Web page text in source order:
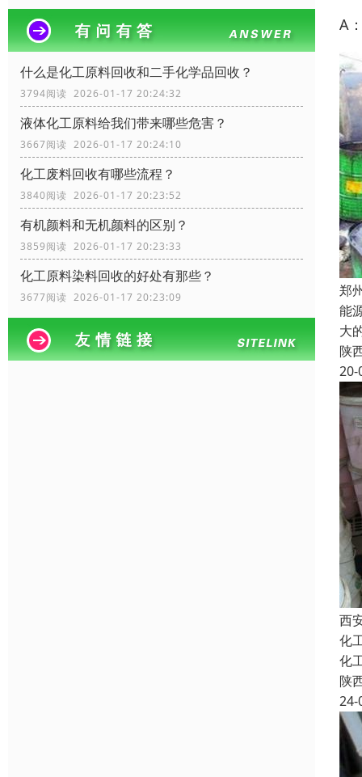
什么是化工原料回收和二手化学品回收？
3794阅读 2026-01-17 20:24:32
液体化工原料给我们带来哪些危害？
3667阅读 2026-01-17 20:24:10
化工废料回收有哪些流程？
3840阅读 2026-01-17 20:23:52
有机颜料和无机颜料的区别？
3859阅读 2026-01-17 20:23:33
化工原料染料回收的好处有那些？
3677阅读 2026-01-17 20:23:09
A
郑
能
大
陕
20-
西
化
化
陕
24-